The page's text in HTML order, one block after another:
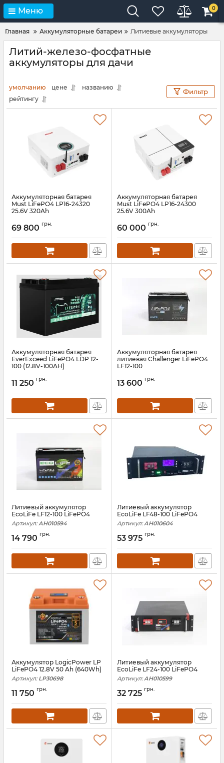
Меню 0
Главная Аккумуляторные батареи Литиевые аккумуляторы
Литий-железо-фосфатные
аккумуляторы для дачи
умолчанию цене
названию
рейтингу
Фильтр
Аккумуляторная батарея
Must LiFePO4 LP16-24320
25.6V 320Ah
69 800 грн.
Аккумуляторная батарея
Must LiFePO4 LP16-24300
25.6V 300Ah
60 000 грн.
Аккумуляторная батарея
EverExceed LiFePO4 LDP 12-
100 (12.8V-100AH)
100
11 250 грн.
Аккумуляторная батарея
литиевая Challenger LiFePO4
LF12-100
13 600 грн.
Литиевый аккумулятор
EcoLiFe LF12-100 LiFePO4
Артикул: АН010594
14 790 грн.
Литиевый аккумулятор
EcoLiFe LF48-100 LiFePO4
Артикул: АН010604
53 975 грн.
Аккумулятор LogicPower LP
LiFePO4 12.8V 50 Ah (640Wh)
Артикул: LP30698
11 750 грн.
Литиевый аккумулятор
EcoLiFe LF24-100 LiFePO4
Артикул: АН010599
32 725 грн.